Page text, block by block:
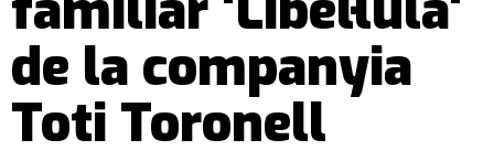
de la companyia
Toti Toronell